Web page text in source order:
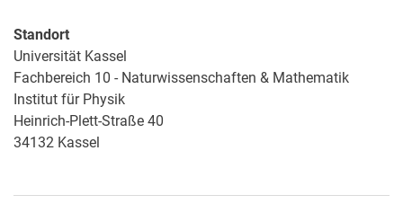
Standort
Universität Kassel
Fachbereich 10 - Naturwissenschaften & Mathematik
Institut für Physik
Heinrich-Plett-Straße 40
34132 Kassel